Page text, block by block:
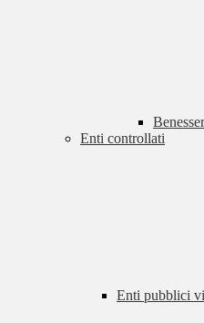
Enti controllati
Enti pubblici